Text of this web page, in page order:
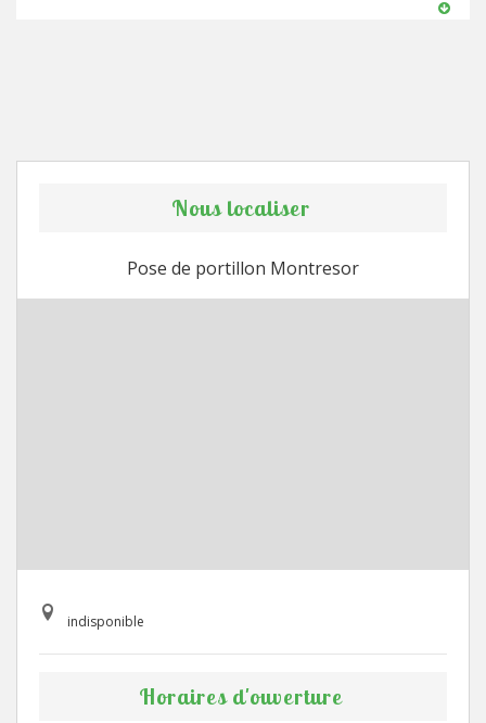
Nous localiser
Pose de portillon Montresor
indisponible
Horaires d'ouverture